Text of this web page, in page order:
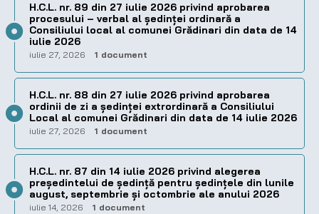
H.C.L. nr. 89 din 27 iulie 2026 privind aprobarea
procesului – verbal al şedinţei ordinară a
Consiliului local al comunei Grădinari din data de 14
iulie 2026
iulie 27, 2026 1 document
H.C.L. nr. 88 din 27 iulie 2026 privind aprobarea
ordinii de zi a şedinţei extrordinară a Consiliului
Local al comunei Grădinari din data de 14 iulie 2026
iulie 27, 2026 1 document
H.C.L. nr. 87 din 14 iulie 2026 privind alegerea
preşedintelui de şedinţă pentru ședințele din lunile
august, septembrie și octombrie ale anului 2026
iulie 14, 2026 1 document